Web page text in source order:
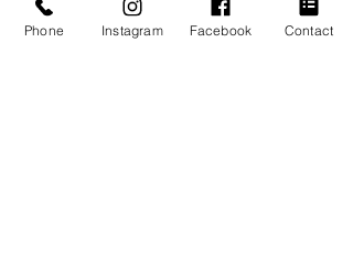
→ https://www.themyway2014.com/tuxedo
Phone Instagram Facebook Contact